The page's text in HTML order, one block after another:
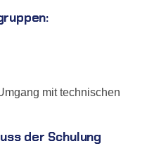
mit technischen
der Schulung